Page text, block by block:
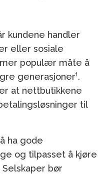
kundene handler
eller sosiale
populær måte å
generasjoner¹.
at nettbutikkene
til
ha gode
og tilpasset å kjøre
bør